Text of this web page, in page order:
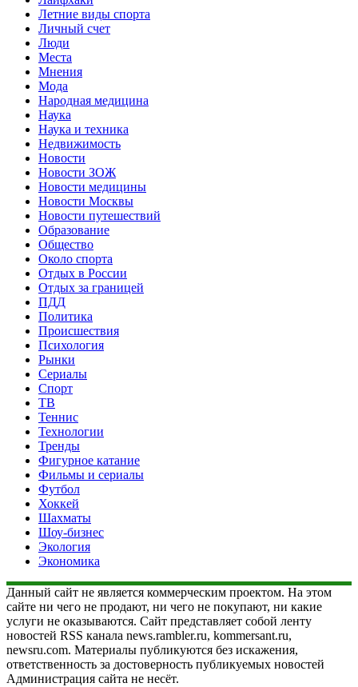
Летние виды спорта
Личный счет
Люди
Места
Мнения
Мода
Народная медицина
Наука
Наука и техника
Недвижимость
Новости
Новости ЗОЖ
Новости медицины
Новости Москвы
Новости путешествий
Образование
Общество
Около спорта
Отдых в России
Отдых за границей
ПДД
Политика
Происшествия
Психология
Рынки
Сериалы
Спорт
ТВ
Теннис
Технологии
Тренды
Фигурное катание
Фильмы и сериалы
Футбол
Хоккей
Шахматы
Шоу-бизнес
Экология
Экономика
Данный сайт не является коммерческим проектом. На этом
сайте ни чего не продают, ни чего не покупают, ни какие
услуги не оказываются. Сайт представляет собой ленту
новостей RSS канала news.rambler.ru, kommersant.ru,
newsru.com. Материалы публикуются без искажения,
ответственность за достоверность публикуемых новостей
Администрация сайта не несёт.